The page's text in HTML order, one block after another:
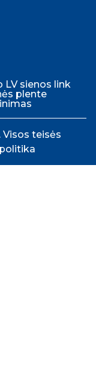
LV sienos link
plente
Visos teisės